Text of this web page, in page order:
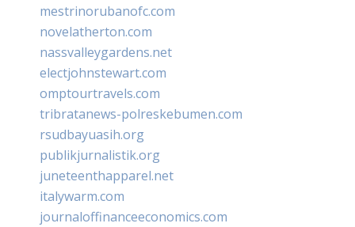
mestrinorubanofc.com
novelatherton.com
nassvalleygardens.net
electjohnstewart.com
omptourtravels.com
tribratanews-polreskebumen.com
rsudbayuasih.org
publikjurnalistik.org
juneteenthapparel.net
italywarm.com
journaloffinanceeconomics.com